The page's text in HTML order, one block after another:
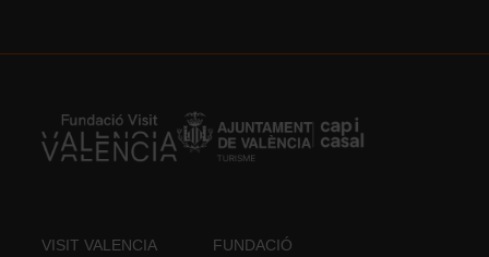
VISIT VALENCIA
FUNDACIÓ